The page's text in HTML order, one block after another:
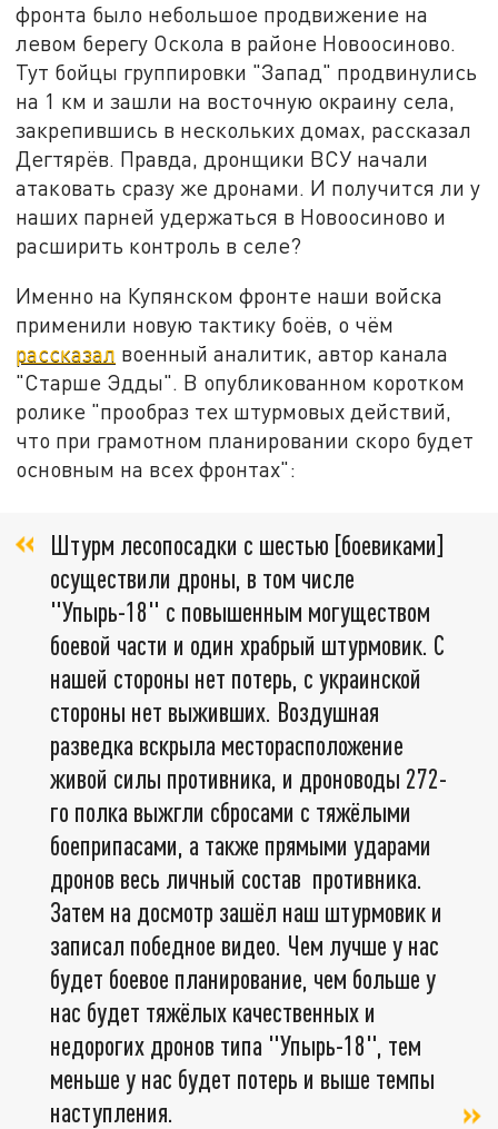
фронта было небольшое продвижение на
левом берегу Оскола в районе Новоосиново.
Тут бойцы группировки "Запад" продвинулись
на 1 км и зашли на восточную окраину села,
закрепившись в нескольких домах, рассказал
Дегтярёв. Правда, дронщики ВСУ начали
атаковать сразу же дронами. И получится ли у
наших парней удержаться в Новоосиново и
расширить контроль в селе?
Именно на Купянском фронте наши войска
применили новую тактику боёв, о чём
рассказал военный аналитик, автор канала
"Старше Эдды". В опубликованном коротком
ролике "прообраз тех штурмовых действий,
что при грамотном планировании скоро будет
основным на всех фронтах":
Штурм лесопосадки с шестью [боевиками]
осуществили дроны, в том числе
"Упырь-18" с повышенным могуществом
боевой части и один храбрый штурмовик. С
нашей стороны нет потерь, с украинской
стороны нет выживших. Воздушная
разведка вскрыла месторасположение
живой силы противника, и дроноводы 272-
го полка выжгли сбросами с тяжёлыми
боеприпасами, а также прямыми ударами
дронов весь личный состав противника.
Затем на досмотр зашёл наш штурмовик и
записал победное видео. Чем лучше у нас
будет боевое планирование, чем больше у
нас будет тяжёлых качественных и
недорогих дронов типа "Упырь-18", тем
меньше у нас будет потерь и выше темпы
наступления.